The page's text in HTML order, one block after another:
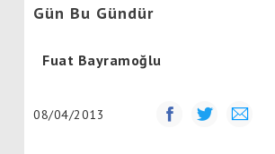
Gün Bu Gündür
Fuat Bayramoğlu
08/04/2013